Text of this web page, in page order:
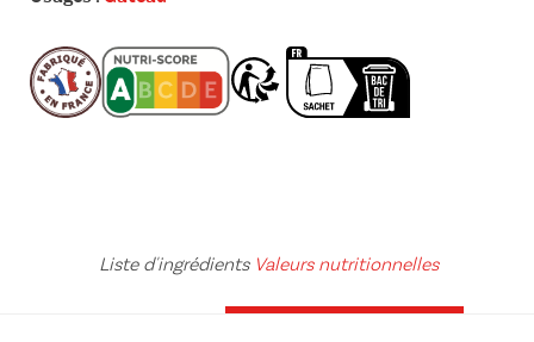
Liste d'ingrédients Valeurs nutritionnelles